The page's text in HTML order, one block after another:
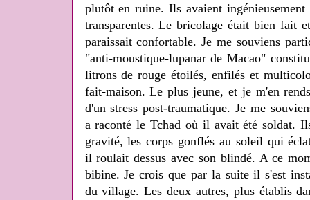
plutôt en ruine. Ils avaient ingénieusement
transparentes. Le bricolage était bien fait
paraissait confortable. Je me souviens
"anti-moustique-lupanar de Macao"
litrons de rouge étoilés, enfilés et
fait-maison. Le plus jeune, et je m'en
d'un stress post-traumatique. Je me
a raconté le Tchad où il avait été soldat.
gravité, les corps gonflés au soleil qui
il roulait dessus avec son blindé. A ce
bibine. Je crois que par la suite il s'est
du village. Les deux autres, plus établis